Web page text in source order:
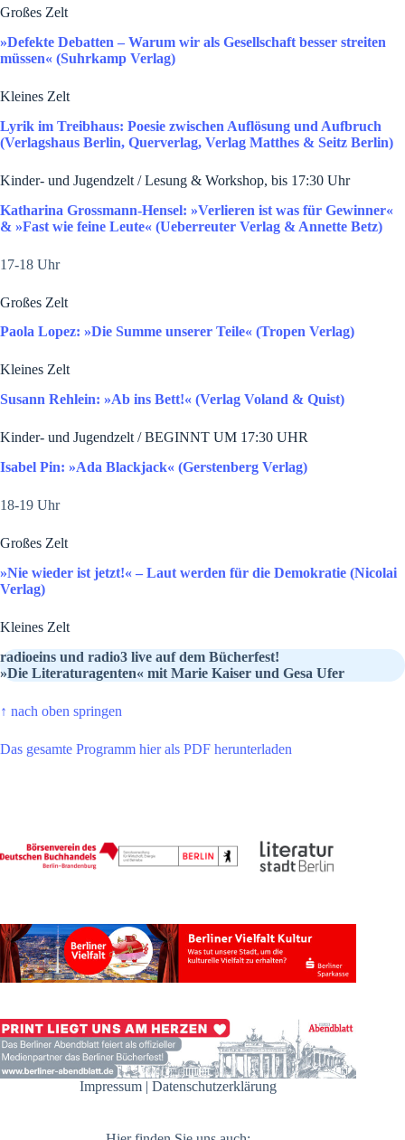
Großes Zelt
»Defekte Debatten ­­­­– Warum wir als Gesellschaft besser streiten
müssen« (Suhrkamp Verlag)
Kleines Zelt
Lyrik im Treibhaus: Poesie zwischen Auflösung und Aufbruch
(Verlagshaus Berlin, Querverlag, Verlag Matthes & Seitz Berlin)
Kinder- und Jugendzelt / Lesung & Workshop, bis 17:30 Uhr
Katharina Grossmann-Hensel: »Verlieren ist was für Gewinner«
& »Fast wie feine Leute« (Ueberreuter Verlag & Annette Betz)
17-18 Uhr
Großes Zelt
Paola Lopez: »Die Summe unserer Teile« (Tropen Verlag)
Kleines Zelt
Susann Rehlein: »Ab ins Bett!« (Verlag Voland & Quist)
Kinder- und Jugendzelt / BEGINNT UM 17:30 UHR
Isabel Pin: »Ada Blackjack« (Gerstenberg Verlag)
18-19 Uhr
Großes Zelt
»Nie wieder ist jetzt!« ­­­­– Laut werden für die Demokratie (Nicolai
Verlag)
Kleines Zelt
radioeins und radio3 live auf dem Bücherfest!
»Die Literaturagenten« mit Marie Kaiser und Gesa Ufer
↑ nach oben springen
Das gesamte Programm hier als PDF herunterladen
Impressum |Datenschutzerklärung